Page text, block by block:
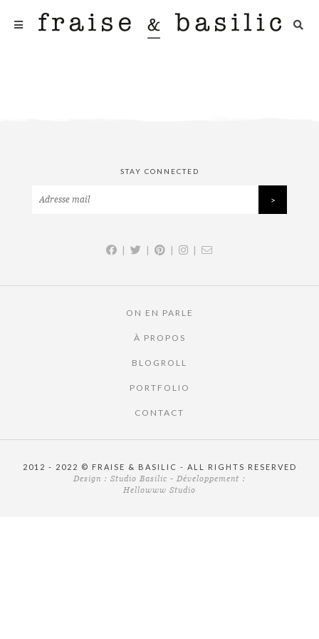
STAY CONNECTED
| | | |
ON EN PARLE
À PROPOS
BLOGROLL
PORTFOLIO
CONTACT
2012 - 2022 © FRAISE & BASILIC - ALL RIGHTS RESERVED
Design : Studio Basilic - Développement :
Hellowww Studio